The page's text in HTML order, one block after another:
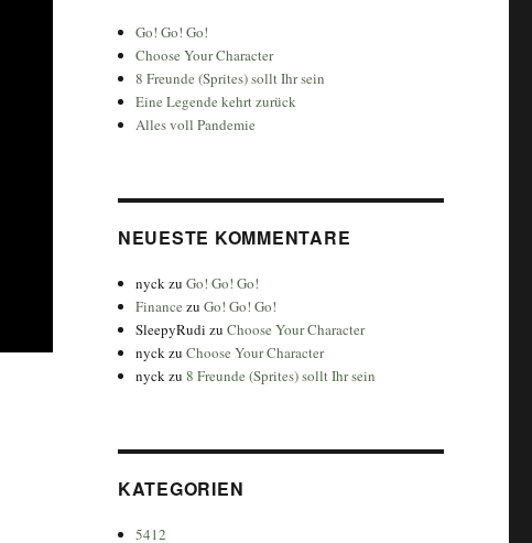
Go! Go! Go!
Choose Your Character
8 Freunde (Sprites) sollt Ihr sein
Eine Legende kehrt zurück
Alles voll Pandemie
NEUESTE KOMMENTARE
nyckzuGo! Go! Go!
Finance zuGo! Go! Go!
SleepyRudi zuChoose Your Character
nyckzuChoose Your Character
nyckzu8 Freunde (Sprites) sollt Ihr sein
KATEGORIEN
5412